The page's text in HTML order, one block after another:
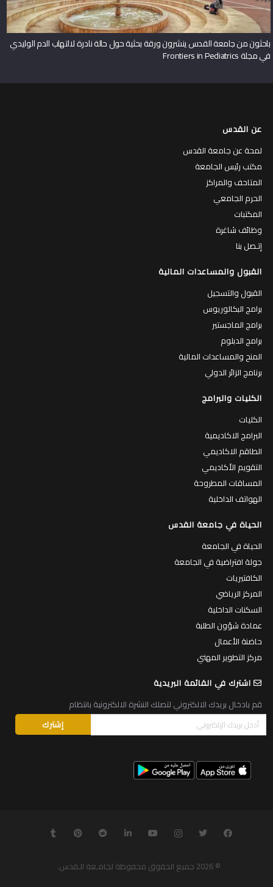
باحثون من جامعة القدس ينشرون ورقة بحثية حول حالة نادرة لالتهاب الدم الوليدي
في مجلة Frontiers in Pediatrics
عن القدس
لمحة عن جامعة القدس
مكتب رئيس الجامعة
المتاحف والمراكز
الحرم الجامعي
المكتبات
وظائف شاغرة
إتـصل بنا
القبول والمساعدات المالية
القبول والتسجيل
برامج البكالوريوس
برامج الماجستير
برامج الدبلوم
المنح والمساعدات المالية
برنامج الزائر الدولي
الكليات والبرامج
الكليات
البرامج الاكاديمية
الطاقم الاكاديمي
التقويم الأكاديمي
المساقات المطروحة
الهواتف الداخلية
الحياة في جامعة القدس
الحياة في الجامعة
جولة افتراضية في الجامعة
الكافتيريات
المركز الرياضي
السكنات الداخلية
عمادة شؤون الطلبة
حاضنة الأعمال
مركز التطوير المهني
اشترك في القائمة البريدية
قم بادخال بريدك الالكتروني لتصلك النشرة الالكترونية بانتظام
© 2026 جميع الحقوق محفوظة لجامـعة الـقدس.